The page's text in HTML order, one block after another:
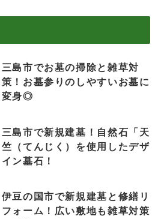
三島市でお墓の掃除と雑草対
策！お墓参りのしやすいお墓に
変身◎
三島市で新規建墓！自然石「天
竺（てんじく）を使用したデザ
イン墓石！
伊豆の国市で新規建墓と修繕リ
フォーム！広い敷地も雑草対策